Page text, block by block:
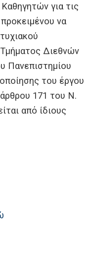
για τις
να
Διεθνών
Πανεπιστημίου
του έργου
171 του Ν.
από ίδιους